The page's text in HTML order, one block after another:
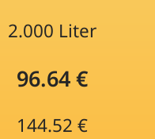
2.000 Liter
96.64 €
144.52 €